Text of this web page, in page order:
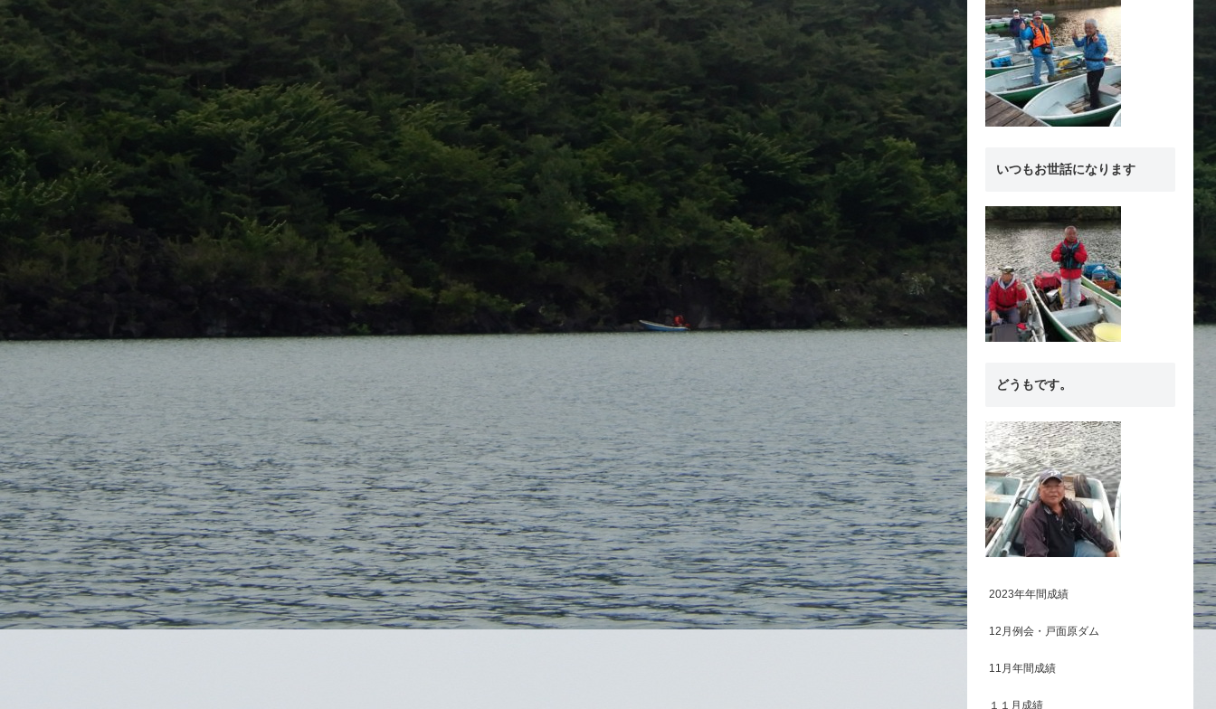
いつもお世話になります
どうもです。
2023年年間成績
12月例会・戸面原ダム
11月年間成績
１１月成績